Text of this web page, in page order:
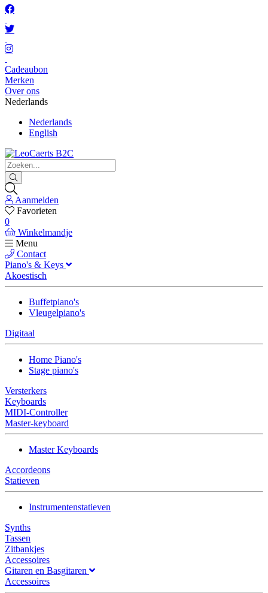
Cadeaubon
Merken
Over ons
Nederlands
Nederlands
English
Aanmelden
Favorieten
0
Winkelmandje
Menu
Contact
Piano's & Keys
Akoestisch
Buffetpiano's
Vleugelpiano's
Digitaal
Home Piano's
Stage piano's
Versterkers
Keyboards
MIDI-Controller
Master-keyboard
Master Keyboards
Accordeons
Statieven
Instrumentenstatieven
Synths
Tassen
Zitbankjes
Accessoires
Gitaren en Basgitaren
Accessoires